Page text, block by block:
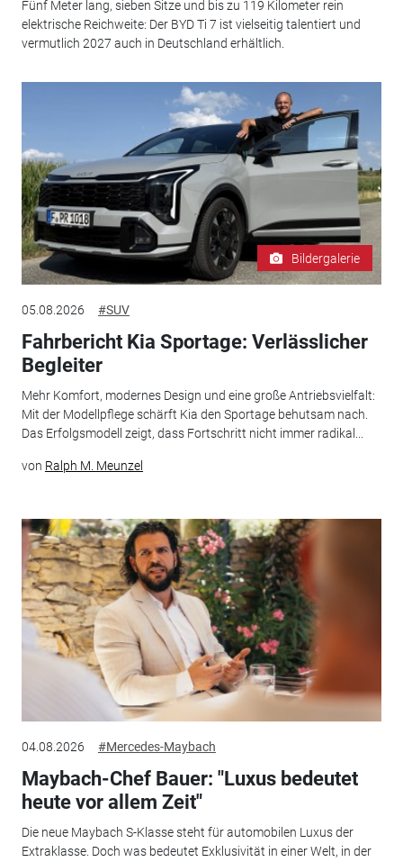
Fünf Meter lang, sieben Sitze und bis zu 119 Kilometer rein
elektrische Reichweite: Der BYD Ti 7 ist vielseitig talentiert und
vermutlich 2027 auch in Deutschland erhältlich.
Bildergalerie
05.08.2026 #SUV
Fahrbericht Kia Sportage: Verlässlicher
Begleiter
Mehr Komfort, modernes Design und eine große Antriebsvielfalt:
Mit der Modellpflege schärft Kia den Sportage behutsam nach.
Das Erfolgsmodell zeigt, dass Fortschritt nicht immer radikal...
von Ralph M. Meunzel
04.08.2026 #Mercedes-Maybach
Maybach-Chef Bauer: "Luxus bedeutet
heute vor allem Zeit"
Die neue Maybach S-Klasse steht für automobilen Luxus der
Extraklasse. Doch was bedeutet Exklusivität in einer Welt, in der